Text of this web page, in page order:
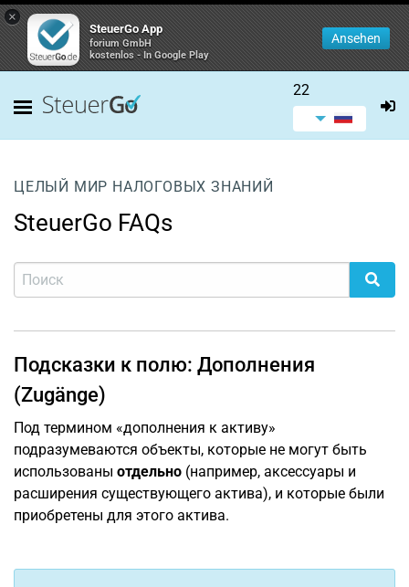
×
SteuerGo App
forium GmbH
kostenlos - In Google Play
Ansehen
22
ЦЕЛЫЙ МИР НАЛОГОВЫХ ЗНАНИЙ
SteuerGo FAQs
Подсказки к полю: Дополнения
(Zugänge)
Под термином «дополнения к активу»
подразумеваются объекты, которые не могут быть
использованы отдельно (например, аксессуары и
расширения существующего актива), и которые были
приобретены для этого актива.